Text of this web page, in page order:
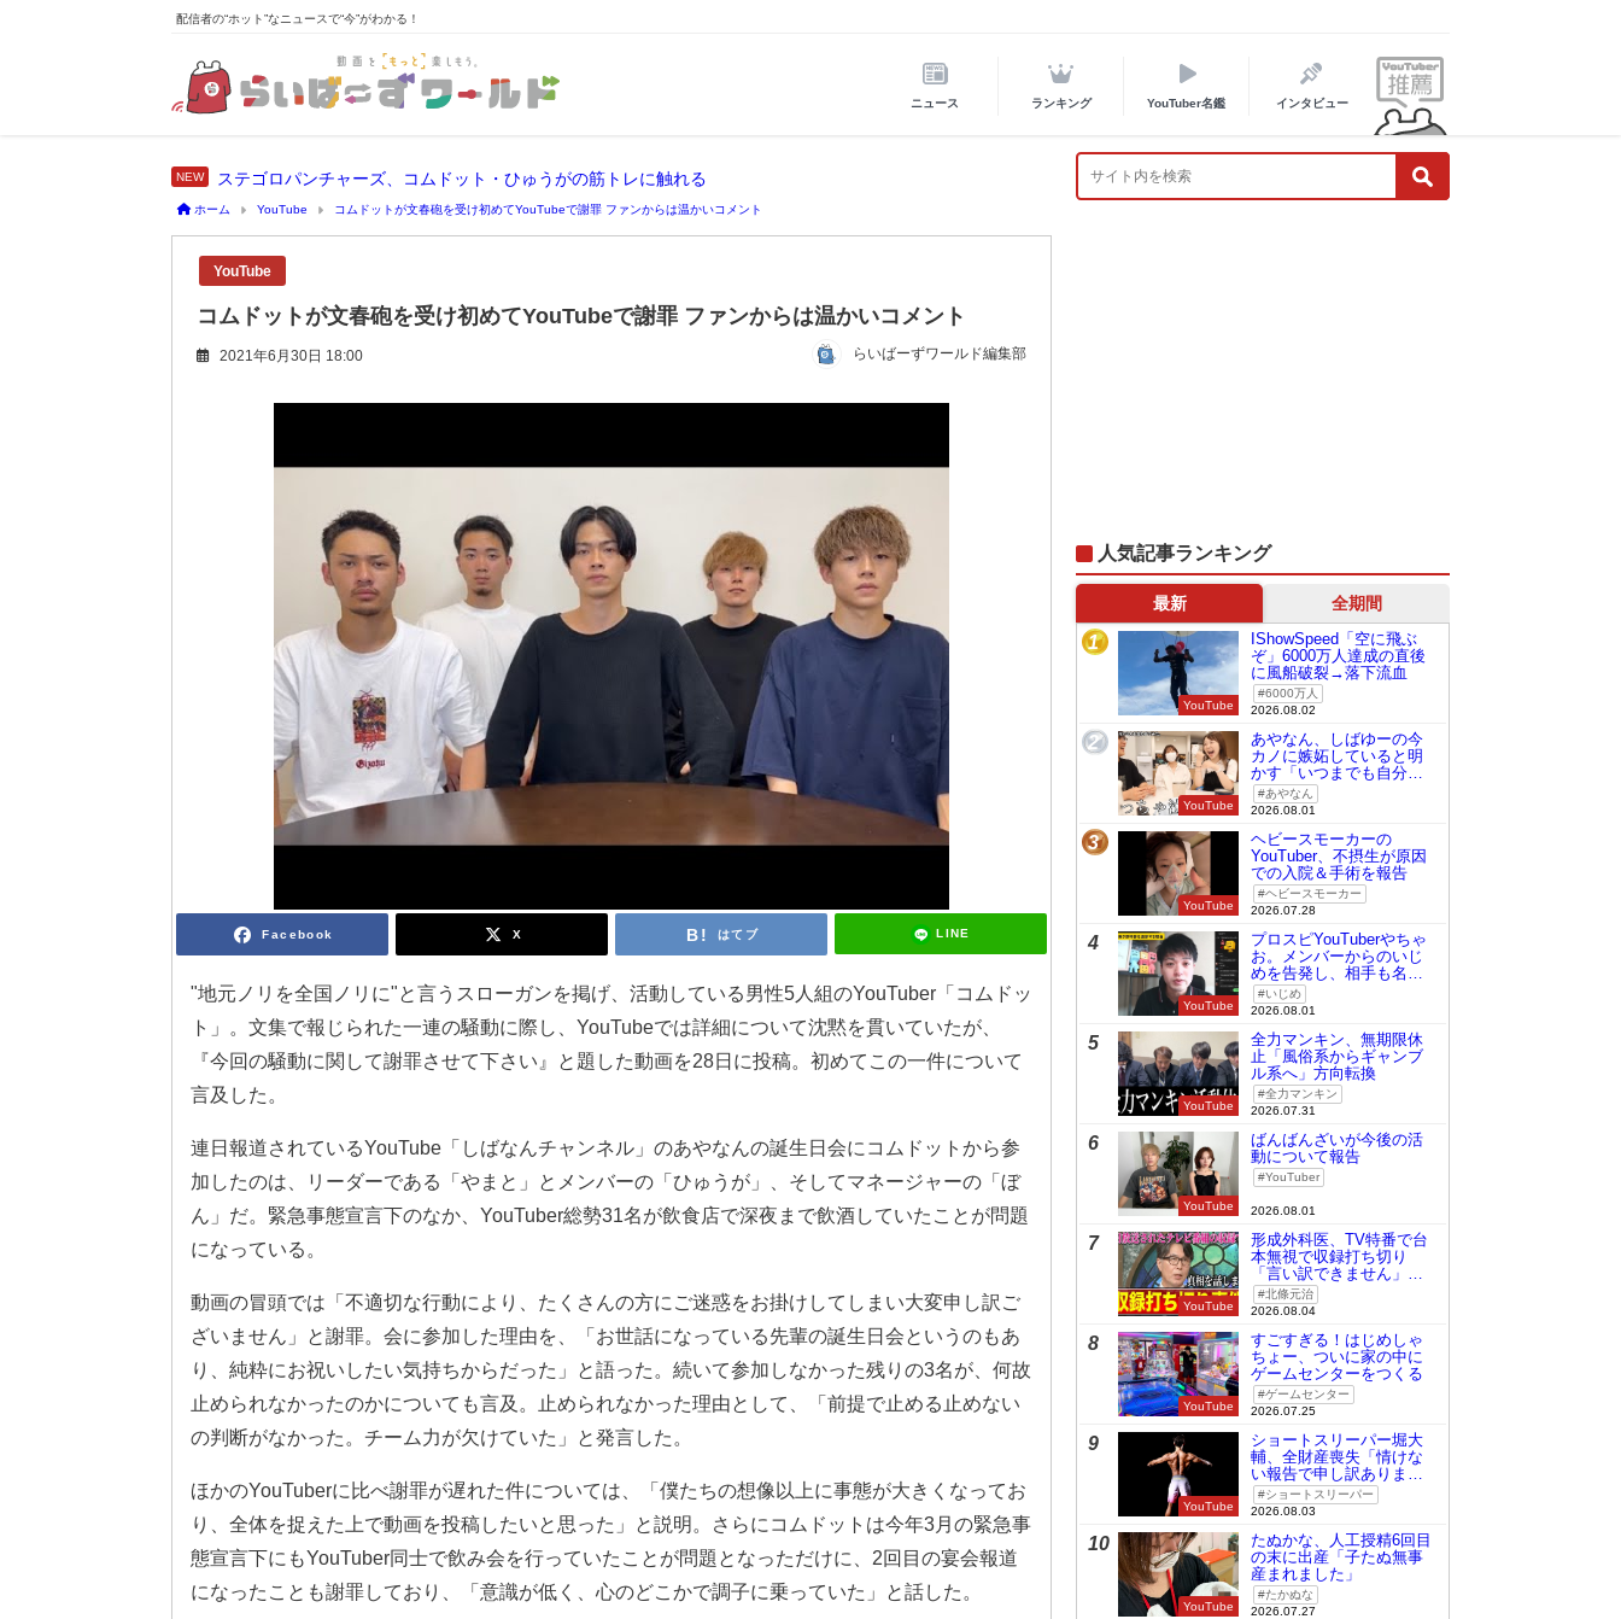
配信者の“ホット”なニュースで“今”がわかる！
ニュース ランキング YouTuber名鑑 インタビュー
ステゴロパンチャーズ、コムドット・ひゅうがの筋トレに触れる
ホーム YouTube コムドットが文春砲を受け初めてYouTubeで謝罪 ファンからは温かいコメント
YouTube
コムドットが文春砲を受け初めてYouTubeで謝罪 ファンからは温かいコメント
2021年6月30日 18:00 らいばーずワールド編集部
Facebook X はてブ LINE
"地元ノリを全国ノリに"と言うスローガンを掲げ、活動している男性5人組のYouTuber「コムドッ
ト」。文集で報じられた一連の騒動に際し、YouTubeでは詳細について沈黙を貫いていたが、
『今回の騒動に関して謝罪させて下さい』と題した動画を28日に投稿。初めてこの一件について
言及した。
連日報道されているYouTube「しばなんチャンネル」のあやなんの誕生日会にコムドットから参
加したのは、リーダーである「やまと」とメンバーの「ひゅうが」、そしてマネージャーの「ぼ
ん」だ。緊急事態宣言下のなか、YouTuber総勢31名が飲食店で深夜まで飲酒していたことが問題
になっている。
動画の冒頭では「不適切な行動により、たくさんの方にご迷惑をお掛けしてしまい大変申し訳ご
ざいません」と謝罪。会に参加した理由を、「お世話になっている先輩の誕生日会というのもあ
り、純粋にお祝いしたい気持ちからだった」と語った。続いて参加しなかった残りの3名が、何故
止められなかったのかについても言及。止められなかった理由として、「前提で止める止めない
の判断がなかった。チーム力が欠けていた」と発言した。
ほかのYouTuberに比べ謝罪が遅れた件については、「僕たちの想像以上に事態が大きくなってお
り、全体を捉えた上で動画を投稿したいと思った」と説明。さらにコムドットは今年3月の緊急事
態宣言下にもYouTuber同士で飲み会を行っていたことが問題となっただけに、2回目の宴会報道
になったことも謝罪しており、「意識が低く、心のどこかで調子に乗っていた」と話した。
人気記事ランキング
最新 全期間
1
YouTube
IShowSpeed「空に飛ぶ
ぞ」6000万人達成の直後
に風船破裂→落下流血
6000万人
2026.08.02
2
YouTube
あやなん、しばゆーの今
カノに嫉妬していると明
かす「いつまでも自分の
ものみたいに…」
あやなん
2026.08.01
3
YouTube
ヘビースモーカーの
YouTuber、不摂生が原因
での入院＆手術を報告
ヘビースモーカー
2026.07.28
4
YouTube
プロスピYouTuberやちゃ
お。メンバーからのいじ
めを告発し、相手も名指
しで批判
いじめ
2026.08.01
5
YouTube
全力マンキン、無期限休
止「風俗系からギャンブ
ル系へ」方向転換
全力マンキン
2026.07.31
6
YouTube
ばんばんざいが今後の活
動について報告
YouTuber
2026.08.01
7
YouTube
形成外科医、TV特番で台
本無視で収録打ち切り
「言い訳できません」と
謝罪北條元治
2026.08.04
8
YouTube
すごすぎる！はじめしゃ
ちょー、ついに家の中に
ゲームセンターをつくる
ゲームセンター
2026.07.25
9
YouTube
ショートスリーパー堀大
輔、全財産喪失「情けな
い報告で申し訳ありませ
ん」ショートスリーパー
2026.08.03
10
YouTube
たぬかな、人工授精6回目
の末に出産「子たぬ無事
産まれました」
たかぬな
2026.07.27